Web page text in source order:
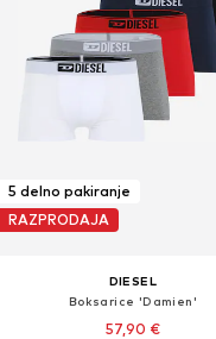
5 delno pakiranje
RAZPRODAJA
DIESEL
Boksarice 'Damien'
57,90 €